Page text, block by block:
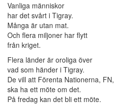
Vanliga människor
har det svårt i Tigray.
Många är utan mat.
Och flera miljoner har flytt
från kriget.
Flera länder är oroliga över
vad som händer i Tigray.
De vill att Förenta Nationerna, FN,
ska ha ett möte om det.
På fredag kan det bli ett möte.